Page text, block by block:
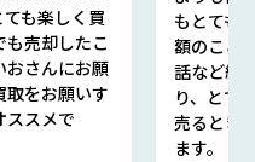
も楽しく買
売却したこ
おさんにお願
取をお願いす
ススメで
もとても
額のこと
話など細
り、とて
売るとき
ます。